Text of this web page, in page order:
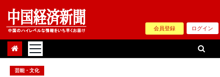
Skip
content
会員登録 ログイン
芸能・文化